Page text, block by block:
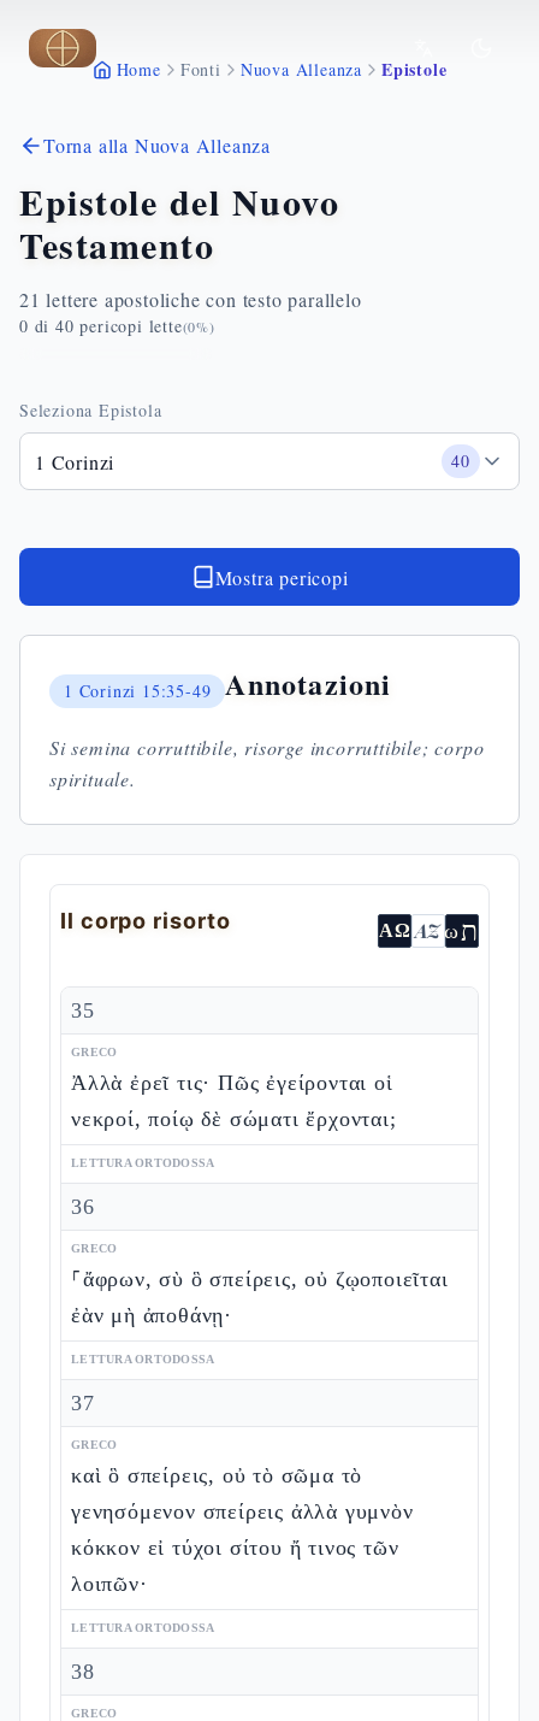
Vai al contenuto principale
Home Fonti Nuova Alleanza Epistole
Torna alla Nuova Alleanza
Epistole del Nuovo
Testamento
21 lettere apostoliche con testo parallelo
0 di 40 pericopi lette(0%)
Seleziona Epistola
1 Corinzi 40
Mostra pericopi
1 Corinzi 15:35-49 Annotazioni
Si semina corruttibile, risorge incorruttibile; corpo
spirituale.
Il corpo risorto ΑΩ AZωת
35
GRECO
Ἀλλὰ ἐρεῖ τις· Πῶς ἐγείρονται οἱ
νεκροί, ποίῳ δὲ σώματι ἔρχονται;
LETTURA ORTODOSSA
36
GRECO
⸀ἄφρων, σὺ ὃ σπείρεις, οὐ ζῳοποιεῖται
ἐὰν μὴ ἀποθάνῃ·
LETTURA ORTODOSSA
37
GRECO
καὶ ὃ σπείρεις, οὐ τὸ σῶμα τὸ
γενησόμενον σπείρεις ἀλλὰ γυμνὸν
κόκκον εἰ τύχοι σίτου ἤ τινος τῶν
λοιπῶν·
LETTURA ORTODOSSA
38
GRECO